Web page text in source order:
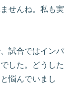
せんね。私も実
試合ではインパ
した。どうした
悩んでいまし